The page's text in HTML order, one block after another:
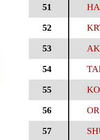
51
52
53
54
55
56
57